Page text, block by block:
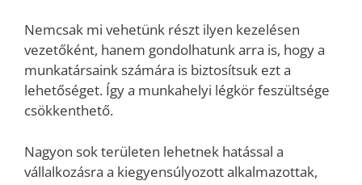
Nemcsak mi vehetünk részt ilyen kezelésen
vezetőként, hanem gondolhatunk arra is, hogy a
munkatársaink számára is biztosítsuk ezt a
lehetőséget. Így a munkahelyi légkör feszültsége
csökkenthető.
Nagyon sok területen lehetnek hatással a
vállalkozásra a kiegyensúlyozott alkalmazottak,